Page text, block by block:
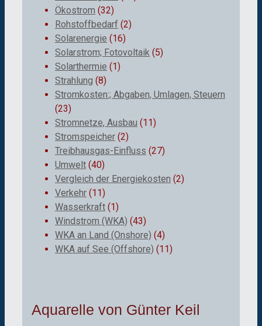
Ökostrom (32)
Rohstoffbedarf (2)
Solarenergie (16)
Solarstrom; Fotovoltaik (5)
Solarthermie (1)
Strahlung (8)
Stromkosten:; Abgaben, Umlagen, Steuern
(23)
Stromnetze, Ausbau (11)
Stromspeicher (2)
Treibhausgas-Einfluss (27)
Umwelt (40)
Vergleich der Energiekosten (2)
Verkehr (11)
Wasserkraft (1)
Windstrom (WKA) (43)
WKA an Land (Onshore) (4)
WKA auf See (Offshore) (11)
Aquarelle von Günter Keil